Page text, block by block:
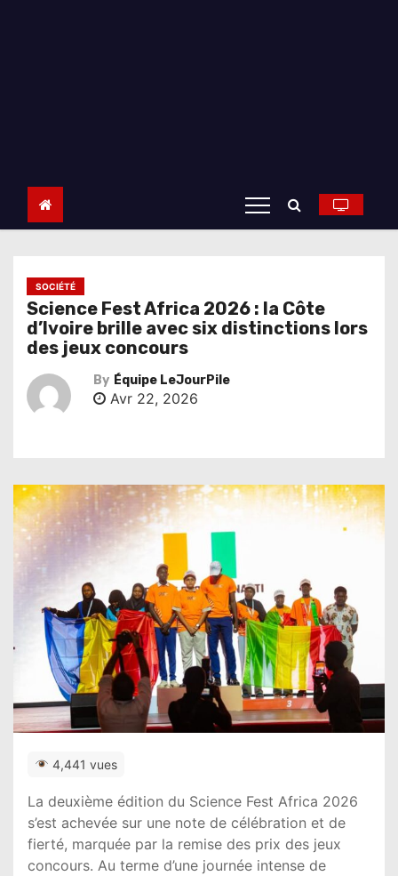
SOCIÉTÉ
Science Fest Africa 2026 : la Côte
d’Ivoire brille avec six distinctions lors
des jeux concours
By Équipe LeJourPile
Avr 22, 2026
4,441 vues
La deuxième édition du Science Fest Africa 2026
s’est achevée sur une note de célébration et de
fierté, marquée par la remise des prix des jeux
concours. Au terme d’une journée intense de